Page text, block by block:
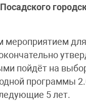
для
пойдёт на
программы
5 лет.